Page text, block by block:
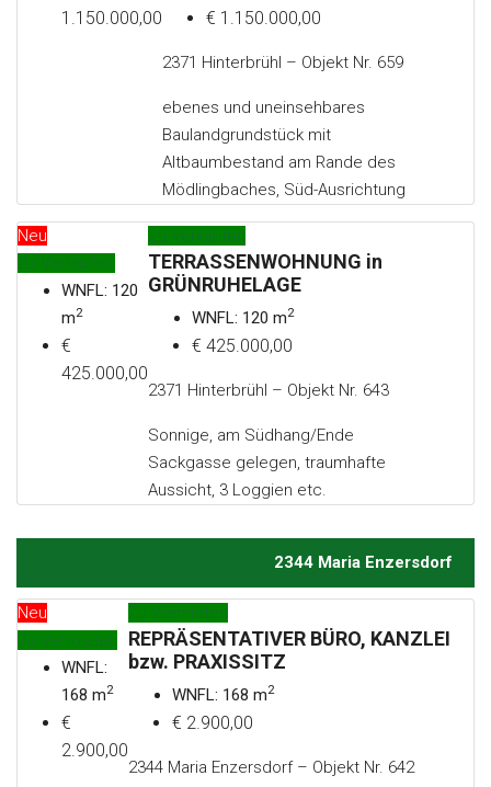
1.150.000,00
€ 1.150.000,00
2371 Hinterbrühl – Objekt Nr. 659
ebenes und uneinsehbares
Baulandgrundstück mit
Altbaumbestand am Rande des
Mödlingbaches, Süd-Ausrichtung
Neu
Zu Verkaufen
WNFL: 120
m2
€
425.000,00
Zu Verkaufen
TERRASSENWOHNUNG in
GRÜNRUHELAGE
WNFL: 120 m2
€ 425.000,00
2371 Hinterbrühl – Objekt Nr. 643
Sonnige, am Südhang/Ende
Sackgasse gelegen, traumhafte
Aussicht, 3 Loggien etc.
2344 Maria Enzersdorf
Neu
Zu Vermieten
WNFL:
168 m2
€
2.900,00
Zu Vermieten
REPRÄSENTATIVER BÜRO, KANZLEI
bzw. PRAXISSITZ
WNFL: 168 m2
€ 2.900,00
2344 Maria Enzersdorf – Objekt Nr. 642